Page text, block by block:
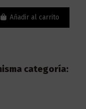
Añadir al carrito
categoría: